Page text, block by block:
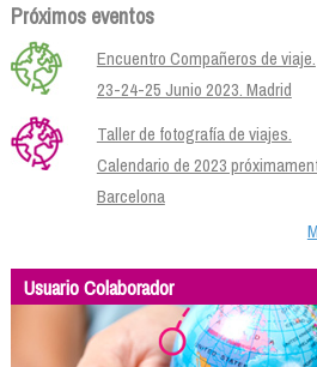
Próximos eventos
Encuentro Compañeros de viaje.
23-24-25 Junio 2023. Madrid
Taller de fotografía de viajes.
Calendario de 2023
Barcelona
Usuario Colaborador